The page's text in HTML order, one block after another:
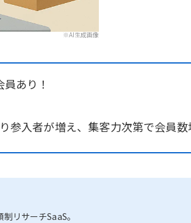
※AI生成画像
あり！
参入者が増え、集客力次第で会員数
リサーチSaaS。